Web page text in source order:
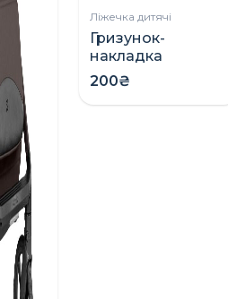
Ліжечка дитячі
Гризунок-
накладка
захисний на
ліжко
200₴